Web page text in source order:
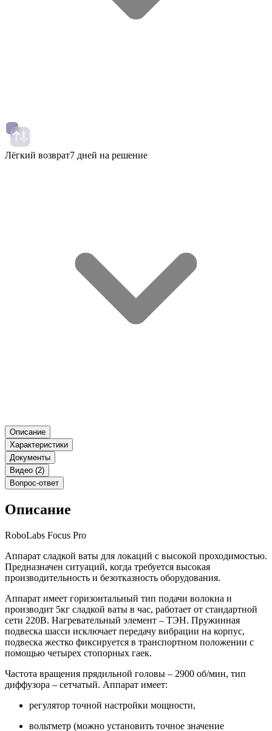
Лёгкий возврат7 дней на решение
Описание
Характеристики
Документы
Видео (2)
Вопрос-ответ
Описание
RoboLabs Focus Pro
Аппарат сладкой ваты для локаций с высокой проходимостью.
Предназначен ситуаций, когда требуется высокая
производительность и безотказность оборудования.
Аппарат имеет горизонтальный тип подачи волокна и
производит 5кг сладкой ваты в час, работает от стандартной
сети 220В. Нагревательный элемент – ТЭН. Пружинная
подвеска шасси исключает передачу вибрации на корпус,
подвеска жестко фиксируется в транспортном положении с
помощью четырех стопорных гаек.
Частота вращения прядильной головы – 2900 об/мин, тип
диффузора – сетчатый. Аппарат имеет:
регулятор точной настройки мощности,
вольтметр (можно установить точное значение